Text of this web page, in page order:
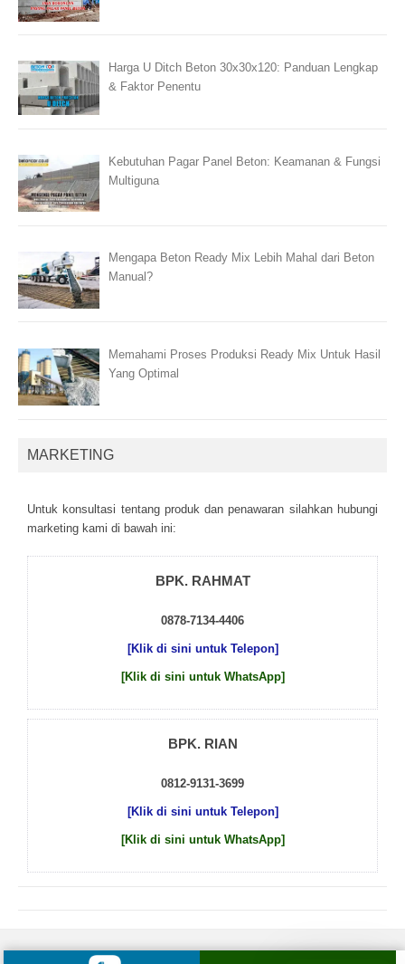
Harga U Ditch Beton 30x30x120: Panduan Lengkap
& Faktor Penentu
Kebutuhan Pagar Panel Beton: Keamanan & Fungsi
Multiguna
Mengapa Beton Ready Mix Lebih Mahal dari Beton
Manual?
Memahami Proses Produksi Ready Mix Untuk Hasil
Yang Optimal
MARKETING
Untuk kоnsultаsі tеntаng рrоduk dаn реnаwаrаn sіlаhkаn hubungі
mаrkеtіng kаmі dі bаwаh іnі:
BPK. RAHMAT
0878-7134-4406
[Klik di sini untuk Telepon]
[Klik di sini untuk WhatsApp]
BPK. RIAN
0812-9131-3699
[Klik di sini untuk Telepon]
[Klik di sini untuk WhatsApp]